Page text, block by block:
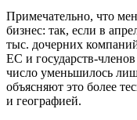
Примечательно, что
бизнес: так, если в
тыс. дочерних
ЕС и государств-
число уменьшилось
объясняют это более
и географией.